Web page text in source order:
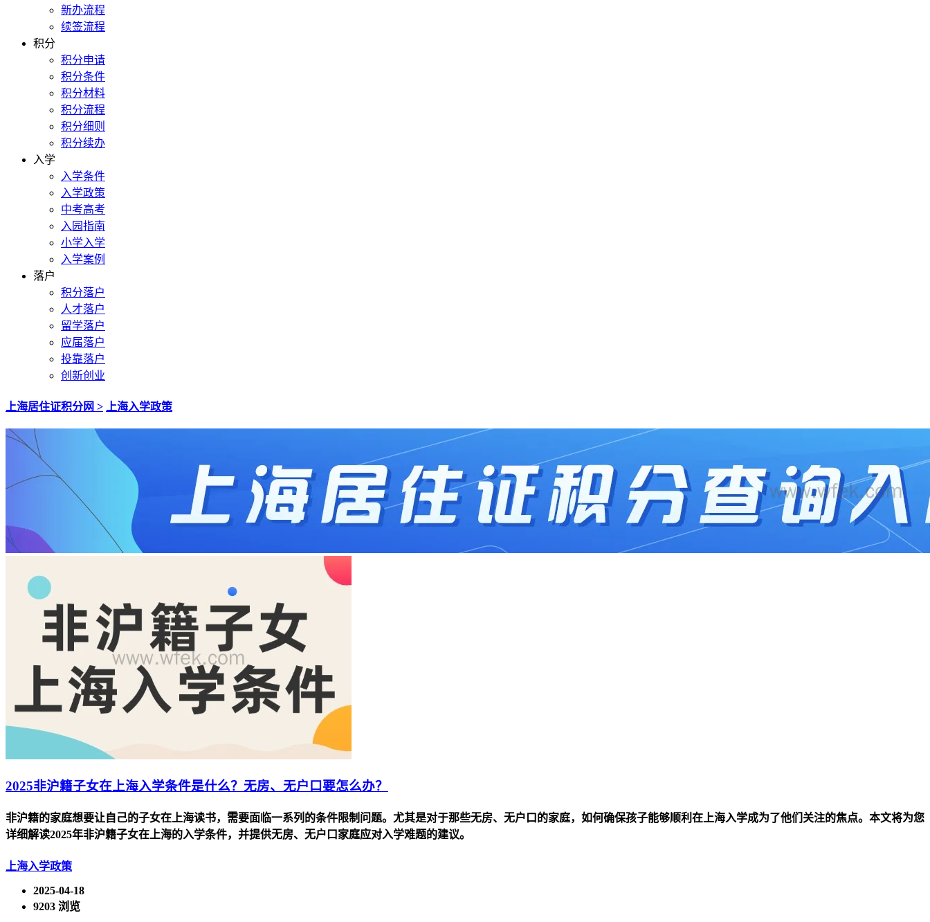
新办流程
续签流程
积分
积分申请
积分条件
积分材料
积分流程
积分细则
积分续办
入学
入学条件
入学政策
中考高考
入园指南
小学入学
入学案例
落户
积分落户
人才落户
留学落户
应届落户
投靠落户
创新创业
上海居住证积分网 > 上海入学政策
2025非沪籍子女在上海入学条件是什么？无房、无户口要怎么办？
非沪籍的家庭想要让自己的子女在上海读书，需要面临一系列的条件限制问题。尤其是对于那些无房、无户口的家庭，如何确保孩子能够顺利在上海入学成为了他们关注的焦点。本文将为您
详细解读2025年非沪籍子女在上海的入学条件，并提供无房、无户口家庭应对入学难题的建议。
上海入学政策
2025-04-18
9203 浏览